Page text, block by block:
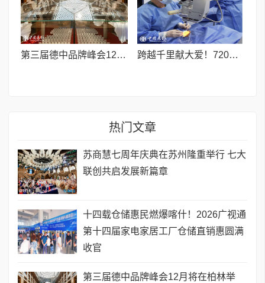
第三届德中品牌峰会12月将在柏林举办，聚焦人工智能时代品牌全球化发展 跨越千里献大爱！720光明行助力喀什150名白内障老人重获清晰视界
热门文章
苏商慧七周年庆典在苏州隆重举行 七大
联创共启发展新篇章
十四载仓储惠民燃爆喀什！2026广视通
第十四届家电家居工厂仓储直销惠圆满
收官
第三届德中品牌峰会12月将在柏林举